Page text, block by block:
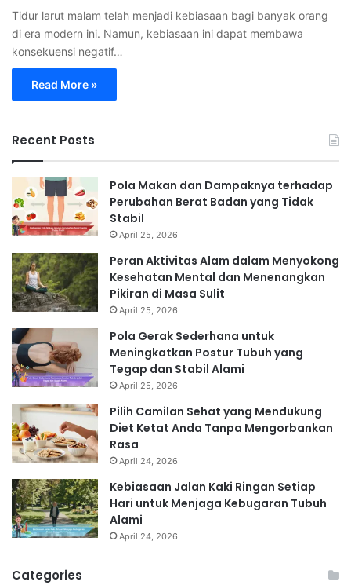
Tidur larut malam telah menjadi kebiasaan bagi banyak orang
di era modern ini. Namun, kebiasaan ini dapat membawa
konsekuensi negatif…
Read More »
Recent Posts
Pola Makan dan Dampaknya terhadap
Perubahan Berat Badan yang Tidak
Stabil
April 25, 2026
Peran Aktivitas Alam dalam Menyokong
Kesehatan Mental dan Menenangkan
Pikiran di Masa Sulit
April 25, 2026
Pola Gerak Sederhana untuk
Meningkatkan Postur Tubuh yang
Tegap dan Stabil Alami
April 25, 2026
Pilih Camilan Sehat yang Mendukung
Diet Ketat Anda Tanpa Mengorbankan
Rasa
April 24, 2026
Kebiasaan Jalan Kaki Ringan Setiap
Hari untuk Menjaga Kebugaran Tubuh
Alami
April 24, 2026
Categories